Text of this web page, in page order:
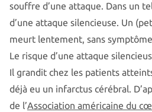
souffre d’une attaque. Dans un
d’une attaque silencieuse. Un
meurt lentement, sans
Le risque d’une attaque
Il grandit chez les patients
déjà eu un infarctus cérébral.
de l’Association américaine du